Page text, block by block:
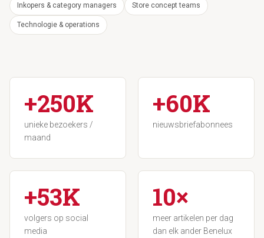
Inkopers & category managers Store concept teams
Technologie & operations
+250K
unieke bezoekers /
maand
+60K
nieuwsbriefabonnees
+53K
volgers op social
media
10×
meer artikelen per dag
dan elk ander Benelux